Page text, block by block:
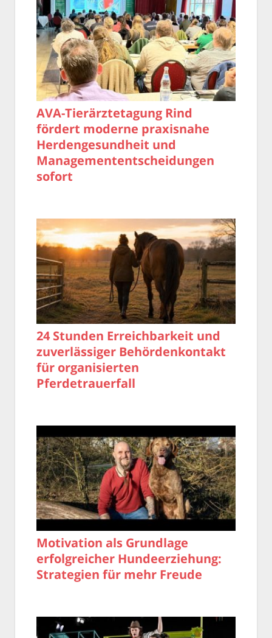
AVA-Tierärztetagung Rind
fördert moderne praxisnahe
Herdengesundheit und
Managemententscheidungen
sofort
24 Stunden Erreichbarkeit und
zuverlässiger Behördenkontakt
für organisierten
Pferdetrauerfall
Motivation als Grundlage
erfolgreicher Hundeerziehung:
Strategien für mehr Freude